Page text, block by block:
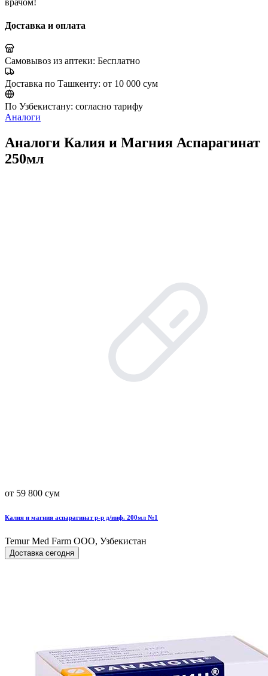
Доставка и оплата
Самовывоз из аптеки: Бесплатно
Доставка по Ташкенту: от 10 000 сум
По Узбекистану: согласно тарифу
Аналоги
Аналоги Калия и Магния Аспарагинат
250мл
от 59 800 сум
Калия и магния аспарагинат р-р д/инф. 200мл №1
Temur Med Farm OOO, Узбекистан
Доставка сегодня